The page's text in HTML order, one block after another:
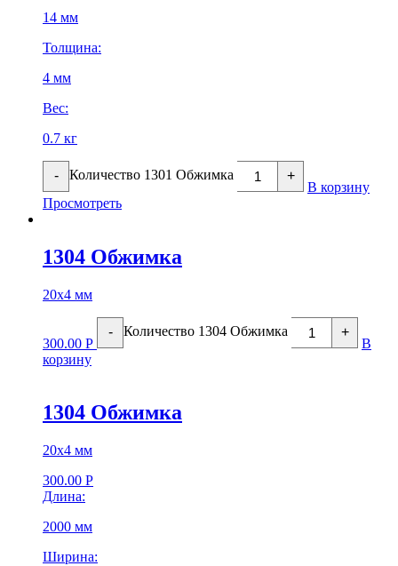
14 мм
Толщина:
4 мм
Вес:
0.7 кг
- Количество 1301 Обжимка +
В корзину
Просмотреть
1304 Обжимка
20х4 мм
300.00 Р
- Количество 1304 Обжимка +
В
корзину
1304 Обжимка
20х4 мм
300.00 Р
Длина:
2000 мм
Ширина: